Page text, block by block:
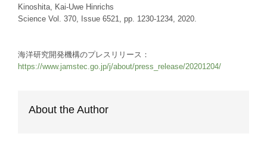
Kinoshita, Kai-Uwe Hinrichs
Science Vol. 370, Issue 6521, pp. 1230-1234, 2020.
海洋研究開発機構のプレスリリース：
https://www.jamstec.go.jp/j/about/press_release/20201204/
About the Author